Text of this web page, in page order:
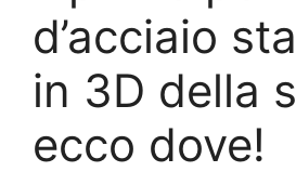
d’acciaio
in 3D della
ecco dove!